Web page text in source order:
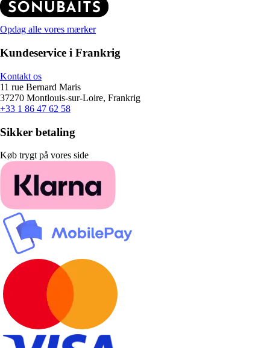
Opdag alle vores mærker
Kundeservice i Frankrig
Kontakt os
11 rue Bernard Maris
37270 Montlouis-sur-Loire, Frankrig
+33 1 86 47 62 58
Sikker betaling
Køb trygt på vores side